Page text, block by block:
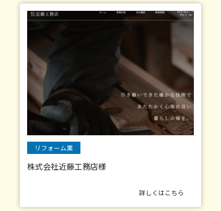
リフォーム業
株式会社近藤工務店様
詳しくはこちら